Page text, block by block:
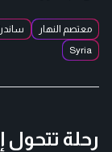
معتصم النهار
Syria
رحلة تتحول